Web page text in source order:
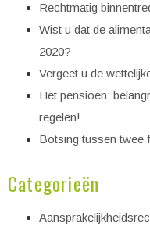
Rechtmatig
Wist u dat de
2020?
Vergeet u de
Het pensioen:
regelen!
Botsing tussen twee
Categorieën